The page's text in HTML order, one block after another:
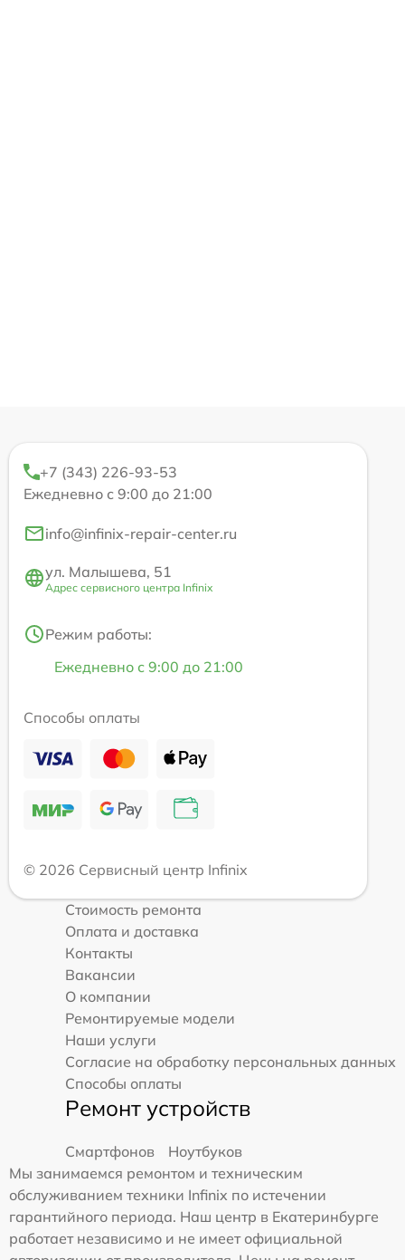
+7 (343) 226-93-53
Ежедневно с 9:00 до 21:00
info@infinix-repair-center.ru
ул. Малышева, 51
Адрес сервисного центра Infinix
Режим работы:
Ежедневно с 9:00 до 21:00
Способы оплаты
© 2026 Сервисный центр Infinix
Стоимость ремонта
Оплата и доставка
Контакты
Вакансии
О компании
Ремонтируемые модели
Наши услуги
Согласие на обработку персональных данных
Способы оплаты
Ремонт устройств
Смартфонов
Ноутбуков
Мы занимаемся ремонтом и техническим
обслуживанием техники Infinix по истечении
гарантийного периода. Наш центр в Екатеринбурге
работает независимо и не имеет официальной